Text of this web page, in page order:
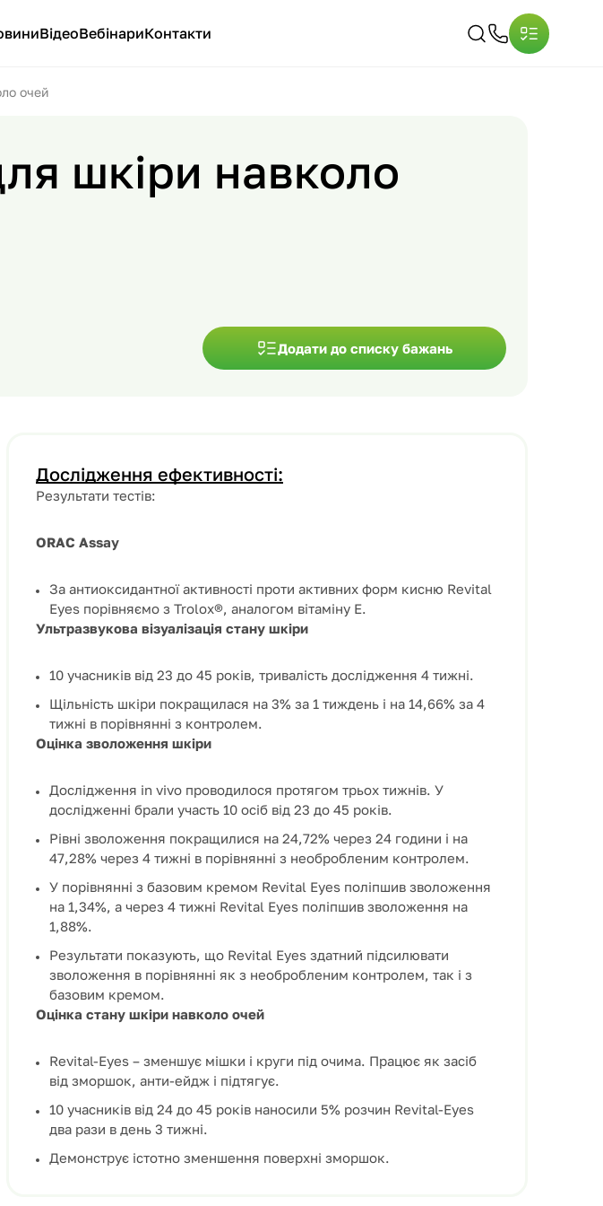
ВідеоВебінариКонтакти
очей
шкіри навколо
Додати до списку бажань
Дослідження ефективності:
Результати тестів:
ORAC Assay
За антиоксидантної активності проти активних форм кисню Revital
Eyes порівняємо з Trolox®, аналогом вітаміну Е.
Ультразвукова візуалізація стану шкіри
10 учасників від 23 до 45 років, тривалість дослідження 4 тижні.
Щільність шкіри покращилася на 3% за 1 тиждень і на 14,66% за 4
тижні в порівнянні з контролем.
Оцінка зволоження шкіри
Дослідження in vivo проводилося протягом трьох тижнів. У
дослідженні брали участь 10 осіб від 23 до 45 років.
Рівні зволоження покращилися на 24,72% через 24 години і на
47,28% через 4 тижні в порівнянні з необробленим контролем.
У порівнянні з базовим кремом Revital Eyes поліпшив зволоження
на 1,34%, а через 4 тижні Revital Eyes поліпшив зволоження на
1,88%.
Результати показують, що Revital Eyes здатний підсилювати
зволоження в порівнянні як з необробленим контролем, так і з
базовим кремом.
Оцінка стану шкіри навколо очей
Revital-Eyes – зменшує мішки і круги під очима. Працює як засіб
від зморшок, анти-ейдж і підтягує.
10 учасників від 24 до 45 років наносили 5% розчин Revital-Eyes
два рази в день 3 тижні.
Демонструє істотно зменшення поверхні зморшок.